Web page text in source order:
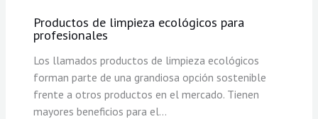
Productos de limpieza ecológicos para
profesionales
Los llamados productos de limpieza ecológicos
forman parte de una grandiosa opción sostenible
frente a otros productos en el mercado. Tienen
mayores beneficios para el…